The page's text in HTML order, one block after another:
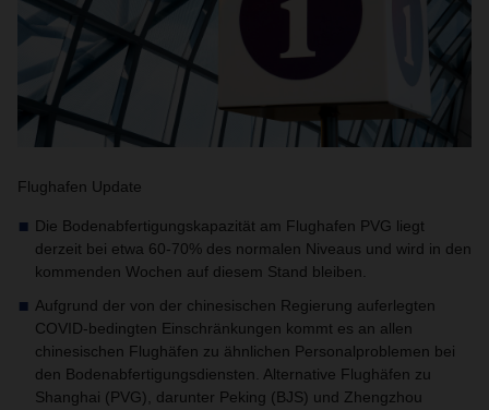
Flughafen Update
Die Bodenabfertigungskapazität am Flughafen PVG liegt
derzeit bei etwa 60-70% des normalen Niveaus und wird in den
kommenden Wochen auf diesem Stand bleiben.
Aufgrund der von der chinesischen Regierung auferlegten
COVID-bedingten Einschränkungen kommt es an allen
chinesischen Flughäfen zu ähnlichen Personalproblemen bei
den Bodenabfertigungsdiensten. Alternative Flughäfen zu
Shanghai (PVG), darunter Peking (BJS) und Zhengzhou